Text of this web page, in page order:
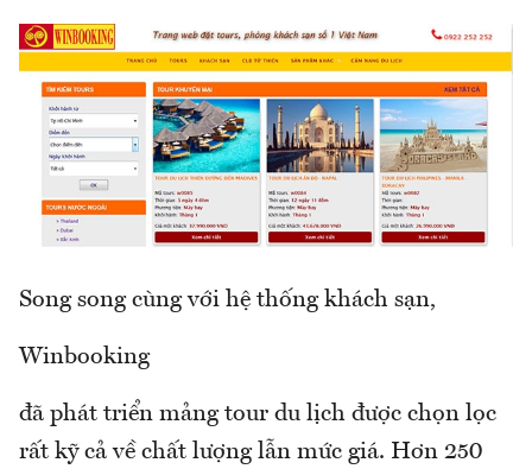
Song song cùng với hệ thống khách sạn,
Winbooking
đã phát triển mảng tour du lịch được chọn lọc
rất kỹ cả về chất lượng lẫn mức giá. Hơn 250